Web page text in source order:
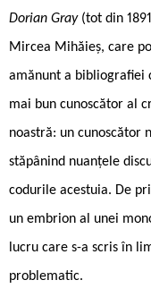
Dorian Gray (tot din
Mircea Mihăieș, care
amănunt a bibliografiei
mai bun cunoscător al
noastră: un cunoscător
stăpânind nuanțele
codurile acestuia. De
un embrion al unei
lucru care s-a scris în
problematic.